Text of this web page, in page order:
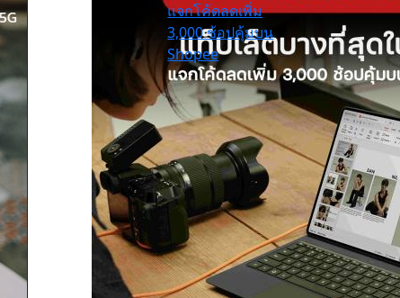
แจกโค้ดลดเพิ่ม
3,000 ช้อปคุ้มบน
Shopee